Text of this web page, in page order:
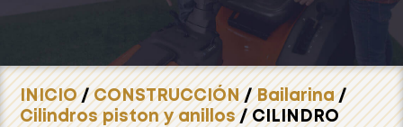
INICIO/CONSTRUCCIÓN/Bailarina/
Cilindros piston y anillos/ CILINDRO